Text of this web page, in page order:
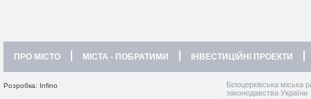
ПРО МІСТО МІСТА - ПОБРАТИМИ ІНВЕСТИЦІЙНІ ПРОЕКТИ
Розробка: Infino
Білоцерківська міська
законодавства України